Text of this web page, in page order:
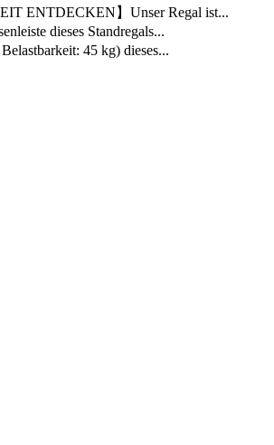
ENTDECKEN】Unser Regal ist...
dieses Standregals...
45 kg) dieses...